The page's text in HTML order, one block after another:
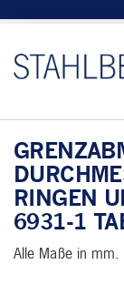
INGEN
931-1
Alle Maße in mm.